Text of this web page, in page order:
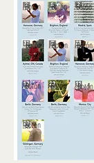
Botón Botón
Botón
Botón
Botón Botón Botón
Botón Botón Botón